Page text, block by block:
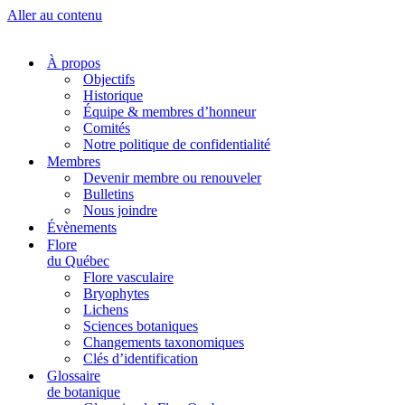
Aller au contenu
À propos
Objectifs
Historique
Équipe & membres d’honneur
Comités
Notre politique de confidentialité
Membres
Devenir membre ou renouveler
Bulletins
Nous joindre
Évènements
Flore
du Québec
Flore vasculaire
Bryophytes
Lichens
Sciences botaniques
Changements taxonomiques
Clés d’identification
Glossaire
de botanique